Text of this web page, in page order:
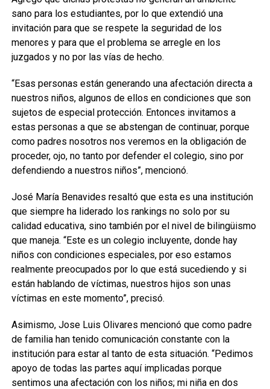
sano para los estudiantes, por lo que extendió una
invitación para que se respete la seguridad de los
menores y para que el problema se arregle en los
juzgados y no por las vías de hecho.
“Esas personas están generando una afectación directa a
nuestros niños, algunos de ellos en condiciones que son
sujetos de especial protección. Entonces invitamos a
estas personas a que se abstengan de continuar, porque
como padres nosotros nos veremos en la obligación de
proceder, ojo, no tanto por defender el colegio, sino por
defendiendo a nuestros niños”, mencionó.
José María Benavides resaltó que esta es una institución
que siempre ha liderado los rankings no solo por su
calidad educativa, sino también por el nivel de bilingüismo
que maneja. “Este es un colegio incluyente, donde hay
niños con condiciones especiales, por eso estamos
realmente preocupados por lo que está sucediendo y si
están hablando de víctimas, nuestros hijos son unas
víctimas en este momento”, precisó.
Asimismo, Jose Luis Olivares mencionó que como padre
de familia han tenido comunicación constante con la
institución para estar al tanto de esta situación. “Pedimos
apoyo de todas las partes aquí implicadas porque
sentimos una afectación con los niños; mi niña en dos